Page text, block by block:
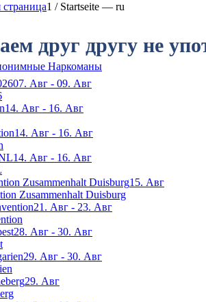
Наркоманы
1 / Startseite — ru
друг другу не
07. Авг - 09. Авг
14. Авг - 16. Авг
14. Авг - 16. Авг
14. Авг - 16. Авг
15. Авг
Zusammenhalt Duisburg
21. Авг - 23. Авг
28. Авг - 30. Авг
29. Авг - 30. Авг
29. Авг